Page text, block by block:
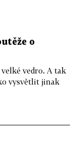
o
vedro. A tak
vysvětlit jinak